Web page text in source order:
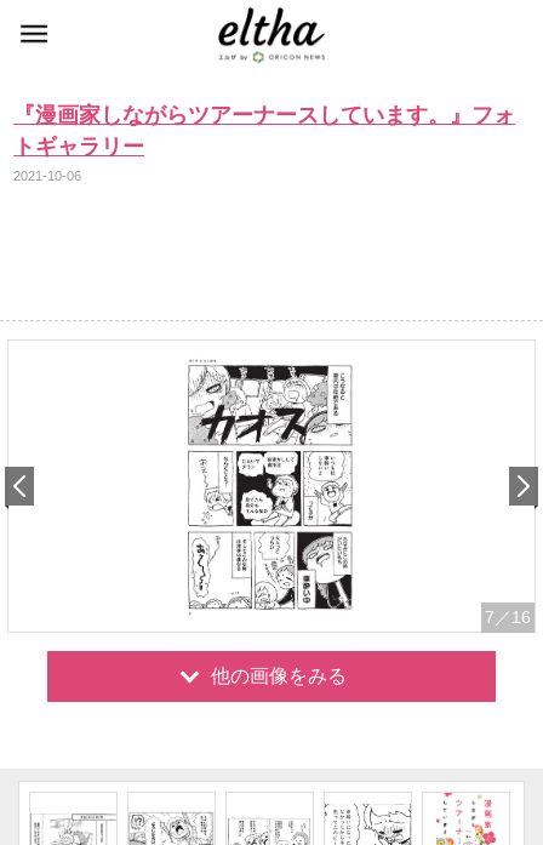
『漫画家しながらツアーナースしています。』フォ
トギャラリー
2021-10-06
7 ／16
他の画像をみる